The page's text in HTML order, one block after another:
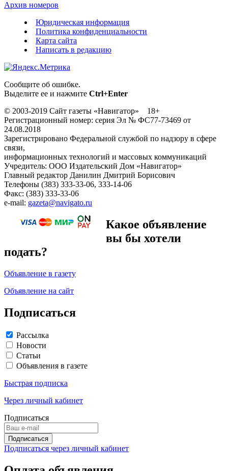
Архив номеров
Юридическая информация
Политика конфиденциальности
Карта сайта
Написать в редакцию
Сообщите об ошибке.
Выделите ее и нажмите Ctrl+Enter
© 2003-2019 Сайт газеты «Навигатор» 18+
Регистрационный номер: серия Эл № ФС77-73469 от
24.08.2018
Зарегистрировано Федеральной службой по надзору в сфере
связи,
информационных технологий и массовых коммуникаций
Учредитель: ООО Издательский Дом «Навигатор»
Главный редактор Данилин Дмитрий Борисович
Телефоны (383) 333-33-06, 333-14-06
Факс: (383) 333-33-06
e-mail: gazeta@navigato.ru
Какое объявление
вы бы хотели
подать?
Объявление в газету
Объявление на сайт
Подписаться
Рассылка
Новости
Статьи
Объявления в газете
Быстрая подписка
Через личный кабинет
Подписаться
Подписаться через личный кабинет